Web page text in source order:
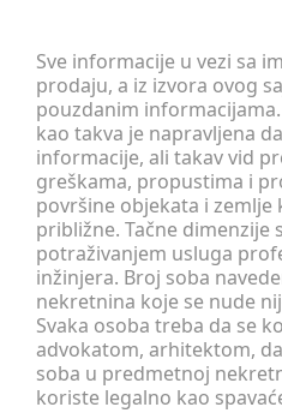
Sve informacije u vezi sa
prodaju, a iz izvora ovog
pouzdanim
kao takva je napravljena
informacije, ali takav vid
greškama, propustima i
površine objekata i zemlje
približne. Tačne dimenzije
potraživanjem usluga
inžinjera. Broj soba
nekretnina koje se nude
Svaka osoba treba da se
advokatom, arhitektom,
soba u predmetnoj
koriste legalno kao